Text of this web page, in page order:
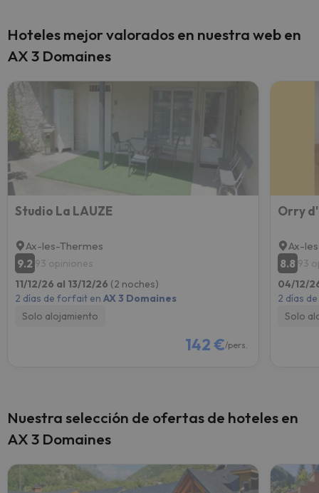
Hoteles mejor valorados en nuestra web en
AX 3 Domaines
Studio La LAUZE
Ax-les-Thermes
9.2 93 opiniones
11/12/26 al 13/12/26 (2 noches)
2 días de forfait en AX 3 Domaines
Solo alojamiento
142 €/pers.
Orry
Ax-
8.8 93
04/12/
2 días
Solo
Nuestra selección de ofertas de hoteles en
AX 3 Domaines